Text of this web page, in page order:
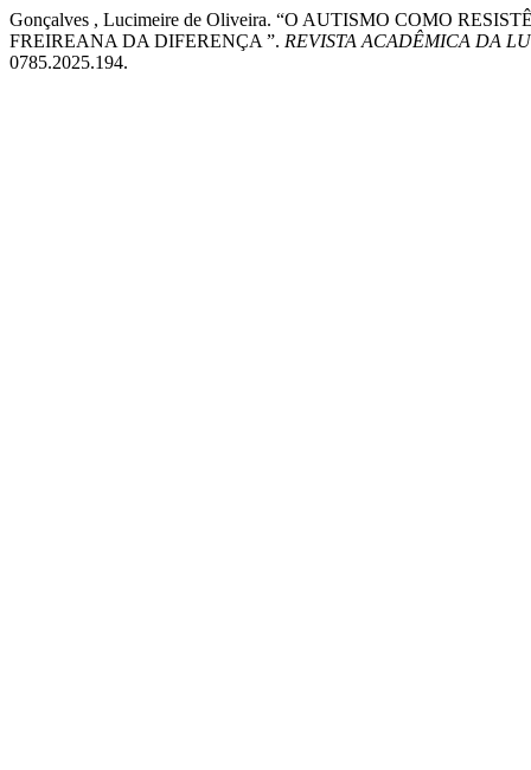
Gonçalves , Lucimeire de Oliveira. “O AUTISMO COMO
FREIREANA DA DIFERENÇA ”. REVISTA ACADÊMICA DA
0785.2025.194.